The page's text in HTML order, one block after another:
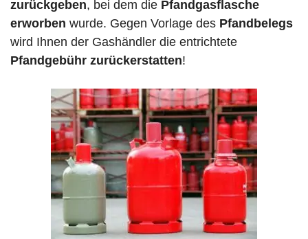
zurückgeben, bei dem die Pfandgasflasche
erworben wurde. Gegen Vorlage des Pfandbelegs
wird Ihnen der Gashändler die entrichtete
Pfandgebühr zurückerstatten!